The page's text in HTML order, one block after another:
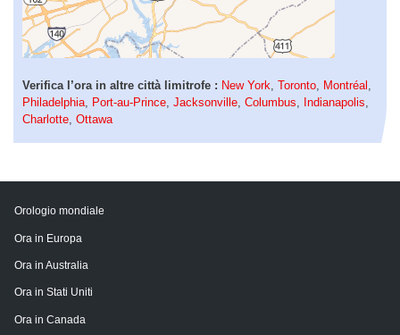
Verifica l’ora in altre città limitrofe : New York Toronto Montréal
Philadelphia Port-au-Prince Jacksonville Columbus Indianapolis
Charlotte Ottawa
Orologio mondiale
Ora in Europa
Ora in Australia
Ora in Stati Uniti
Ora in Canada